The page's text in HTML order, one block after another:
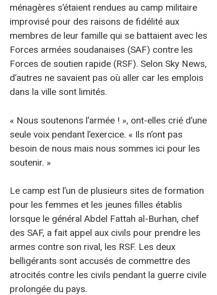
ménagères s’étaient rendues au camp militaire
improvisé pour des raisons de fidélité aux
membres de leur famille qui se battaient avec les
Forces armées soudanaises (SAF) contre les
Forces de soutien rapide (RSF). Selon Sky News,
d’autres ne savaient pas où aller car les emplois
dans la ville sont limités.
« Nous soutenons l’armée ! », ont-elles crié d’une
seule voix pendant l’exercice. « Ils n’ont pas
besoin de nous mais nous sommes ici pour les
soutenir. »
Le camp est l’un de plusieurs sites de formation
pour les femmes et les jeunes filles établis
lorsque le général Abdel Fattah al-Burhan, chef
des SAF, a fait appel aux civils pour prendre les
armes contre son rival, les RSF. Les deux
belligérants sont accusés de commettre des
atrocités contre les civils pendant la guerre civile
prolongée du pays.